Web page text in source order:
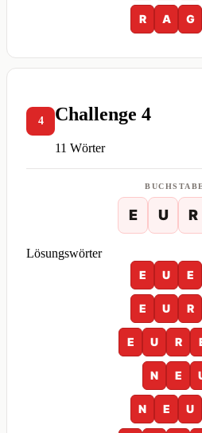
R A G
4 Challenge 4
11 Wörter
E U R
Lösungswörter
E
U E
E U R
E U R
N E
N E U